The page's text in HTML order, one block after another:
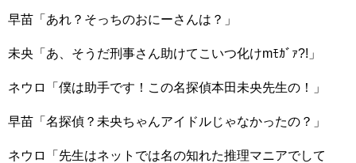
早苗「あれ？そっちのおにーさんは？」
未央「あ、そうだ刑事さん助けてこいつ化けmﾓｶﾞｧ?!」
ネウロ「僕は助手です！この名探偵本田未央先生の！」
早苗「名探偵？未央ちゃんアイドルじゃなかったの？」
ネウロ「先生はネットでは名の知れた推理マニアでして